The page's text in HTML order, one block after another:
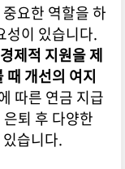
요한 역할을 하
성이 있습니다.
제적 지원을 제
때 개선의 여지
따른 연금 지급
퇴 후 다양한
습니다.